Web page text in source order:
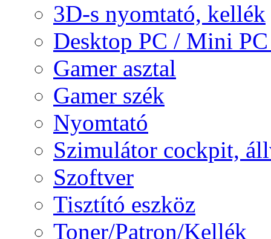
3D-s nyomtató, kellék
Desktop PC / Mini
Gamer asztal
Gamer szék
Nyomtató
Szimulátor cockpit,
Szoftver
Tisztító eszköz
Toner/Patron/Kellék